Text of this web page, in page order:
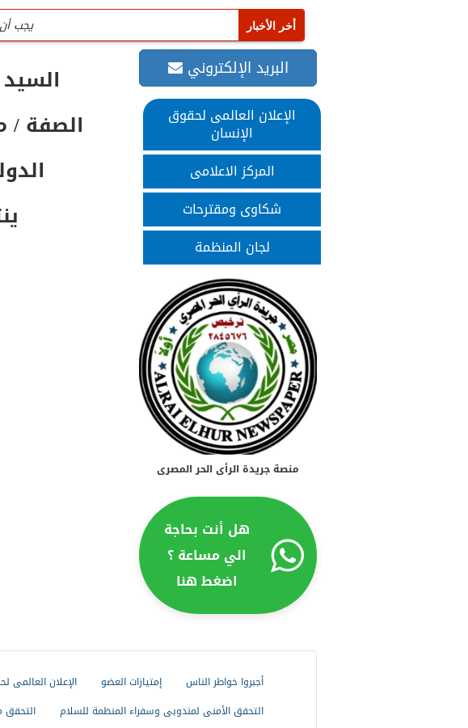
يجب
تليفون / واتس
البريد الإلكتروني
الإعلان العالمى لحقوق
الإنسان
المركز الاعلامى
شكاوى ومقترحات
لجان المنظمة
منصة جريدة الرأى الحر المصرى
هل أنت بحاجة
الي مساعة ؟
اضغط هنا
الصفة /
أجبروا خواطر الناس إمتيازات العضو الإعلان العالمى
التحقق الأمنى لمندوبى وسفراء المنظمة للسلام
التحقق